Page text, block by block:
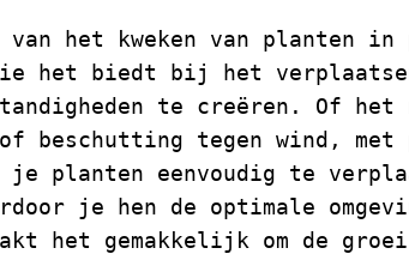
van het kweken van planten
biedt bij het
te creëren. Of het
beschutting tegen wind,
planten eenvoudig te
je hen de optimale
het gemakkelijk om de groei